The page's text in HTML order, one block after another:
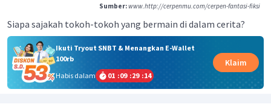
Sumber:www.http://cerpenmu.com/cerpen-fantasi-fiksi
Siapa sajakah tokoh-tokoh yang bermain di dalam cerita?
Ikuti Tryout SNBT & Menangkan E-Wallet
100rb
Habis dalam
01 :09 :29 :14
Klaim